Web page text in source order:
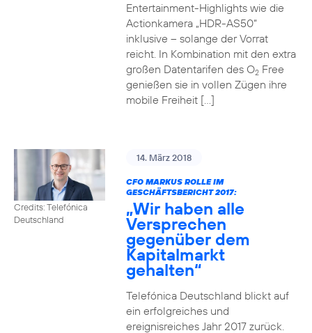
Entertainment-Highlights wie die
Actionkamera „HDR-AS50“
inklusive – solange der Vorrat
reicht. In Kombination mit den extra
großen Datentarifen des O2Free
genießen sie in vollen Zügen ihre
mobile Freiheit […]
Credits: Telefónica
Deutschland
14. März 2018
CFO MARKUS ROLLE IM
GESCHÄFTSBERICHT 2017:
„Wir haben alle
Versprechen
gegenüber dem
Kapitalmarkt
gehalten“
Telefónica Deutschland blickt auf
ein erfolgreiches und
ereignisreiches Jahr 2017 zurück.